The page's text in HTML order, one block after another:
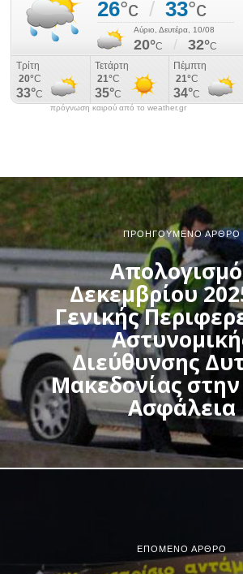
πρόγνωση καιρού από το weather.gr
ΠΡΟΗΓΟΎΜΕΝΟ ΆΡΘΡΟ
Δεκεμβρίου
Γενικής
Διεύθυνσης
Μακεδονίας
Ασφάλεια
ΕΠΌΜΕΝΟ ΆΡΘΡΟ